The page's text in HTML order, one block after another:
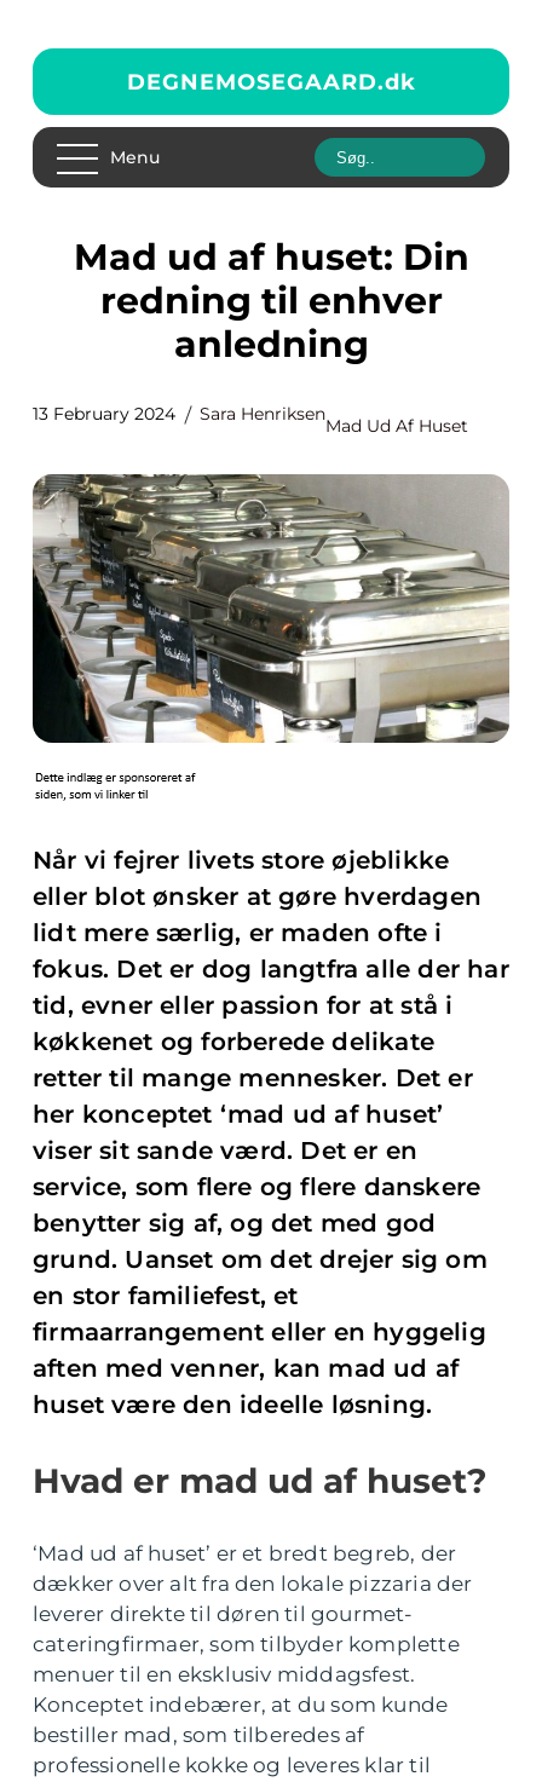
DEGNEMOSEGAARD.dk
Menu
Mad ud af huset: Din
redning til enhver
anledning
13 February 2024 Sara Henriksen
Mad Ud Af Huset
Når vi fejrer livets store øjeblikke
eller blot ønsker at gøre hverdagen
lidt mere særlig, er maden ofte i
fokus. Det er dog langtfra alle der har
tid, evner eller passion for at stå i
køkkenet og forberede delikate
retter til mange mennesker. Det er
her konceptet ‘mad ud af huset’
viser sit sande værd. Det er en
service, som flere og flere danskere
benytter sig af, og det med god
grund. Uanset om det drejer sig om
en stor familiefest, et
firmaarrangement eller en hyggelig
aften med venner, kan mad ud af
huset være den ideelle løsning.
Hvad er mad ud af huset?
‘Mad ud af huset’ er et bredt begreb, der
dækker over alt fra den lokale pizzaria der
leverer direkte til døren til gourmet-
cateringfirmaer, som tilbyder komplette
menuer til en eksklusiv middagsfest.
Konceptet indebærer, at du som kunde
bestiller mad, som tilberedes af
professionelle kokke og leveres klar til